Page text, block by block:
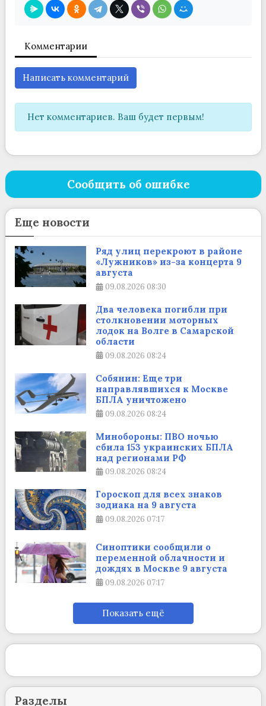
Комментарии
Написать комментарий
Нет комментариев. Ваш будет первым!
Сообщить об ошибке
Еще новости
Ряд улиц перекроют в районе
«Лужников» из-за концерта 9
августа
09.08.2026 08:30
Два человека погибли при
столкновении моторных
лодок на Волге в Самарской
области
09.08.2026 08:24
Собянин: Еще три
направлявшихся к Москве
БПЛА уничтожено
09.08.2026 08:24
Минобороны: ПВО ночью
сбила 153 украинских БПЛА
над регионами РФ
09.08.2026 08:24
Гороскоп для всех знаков
зодиака на 9 августа
09.08.2026 07:17
Синоптики сообщили о
переменной облачности и
дождях в Москве 9 августа
09.08.2026 07:17
Показать ещё
Разделы